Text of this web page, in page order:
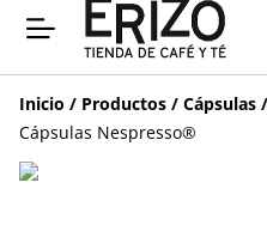
Inicio / Productos / Cápsulas /
Cápsulas Nespresso®